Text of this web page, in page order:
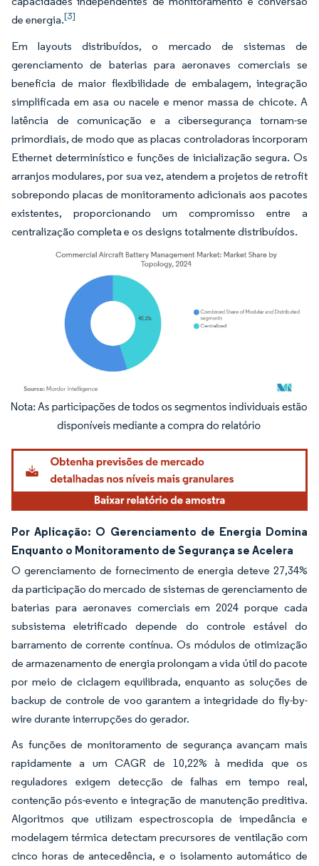
de energia.[3]
Em layouts distribuídos, o mercado de sistemas de
gerenciamento de baterias para aeronaves comerciais se
beneficia de maior flexibilidade de embalagem, integração
simplificada em asa ou nacele e menor massa de chicote. A
latência de comunicação e a cibersegurança tornam-se
primordiais, de modo que as placas controladoras incorporam
Ethernet determinístico e funções de inicialização segura. Os
arranjos modulares, por sua vez, atendem a projetos de retrofit
sobrepondo placas de monitoramento adicionais aos pacotes
existentes, proporcionando um compromisso entre a
centralização completa e os designs totalmente distribuídos.
Imagem © Mordor Intelligence. O reuso requer atribuição conforme CC BY 4.0.
Por Aplicação: O Gerenciamento de Energia Domina
Enquanto o Monitoramento de Segurança se Acelera
O gerenciamento de fornecimento de energia deteve 27,34%
da participação do mercado de sistemas de gerenciamento de
baterias para aeronaves comerciais em 2024 porque cada
subsistema eletrificado depende do controle estável do
barramento de corrente contínua. Os módulos de otimização
de armazenamento de energia prolongam a vida útil do pacote
por meio de ciclagem equilibrada, enquanto as soluções de
backup de controle de voo garantem a integridade do fly-by-
wire durante interrupções do gerador.
As funções de monitoramento de segurança avançam mais
rapidamente a um CAGR de 10,22% à medida que os
reguladores exigem detecção de falhas em tempo real,
contenção pós-evento e integração de manutenção preditiva.
Algoritmos que utilizam espectroscopia de impedância e
modelagem térmica detectam precursores de ventilação com
cinco horas de antecedência, e o isolamento automático de